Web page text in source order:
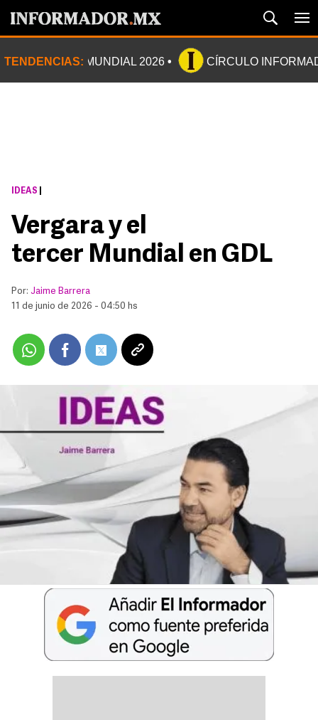
TENDENCIAS: MUNDIAL 2026 CÍRCULO
IDEAS
Vergara y el
tercer Mundial en GDL
Por: Jaime Barrera
11 de junio de 2026 - 04:50 hs